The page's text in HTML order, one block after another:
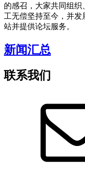
的感召，大家共同组织
工无偿坚持至今，并发
站并提供论坛服务。
新闻汇总
联系我们